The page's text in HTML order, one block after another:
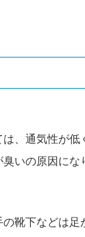
、通気性が低
いの原因にな
靴下などは足